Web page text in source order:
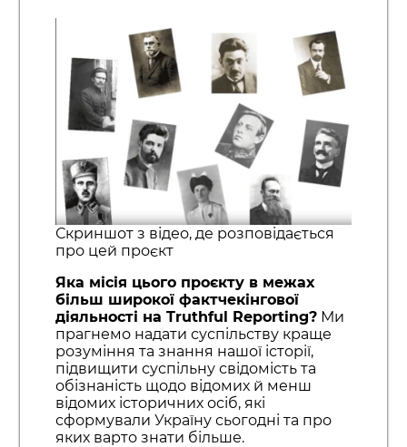
Скриншот з відео, де розповідається
про цей проєкт
Яка місія цього проєкту в межах
більш широкої фактчекінгової
діяльності на Truthful Reporting?Ми
прагнемо надати суспільству краще
розуміння та знання нашої історії,
підвищити суспільну свідомість та
обізнаність щодо відомих й менш
відомих історичних осіб, які
сформували Україну сьогодні та про
яких варто знати більше.